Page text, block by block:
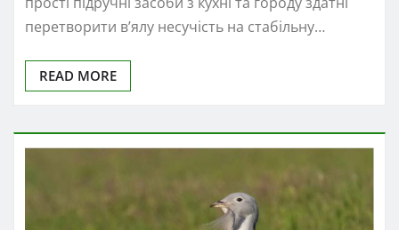
перетворити в’ялу несучість на стабільну…
READ MORE